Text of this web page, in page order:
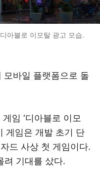
아블로 이모탈 광고 모습.
모바일 플랫폼으로 돌
임 ‘디아블로 이모
게임은 개발 초기 단
드 사상 첫 게임이다.
려 기대를 샀다.